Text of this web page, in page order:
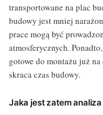
transportowane na plac
budowy jest mniej
prace mogą być
atmosferycznych.
gotowe do montażu już
skraca czas budowy.
Jaka jest zatem